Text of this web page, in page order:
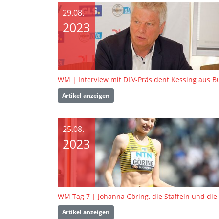
29.08.
2023
Artikel anzeigen
25.08.
2023
Artikel anzeigen